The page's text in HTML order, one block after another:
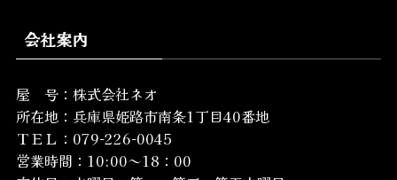
会社案内
屋 号：株式会社ネオ
所在地： 兵庫県姫路市南条1丁目40番地
ＴＥＬ：079-226-0045
営業時間：10:00～18：00